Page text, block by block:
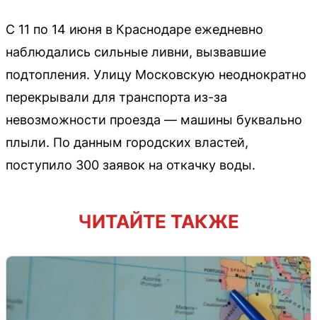
С 11 по 14 июня в Краснодаре ежедневно
наблюдались сильные ливни, вызвавшие
подтопления. Улицу Московскую неоднократно
перекрывали для транспорта из-за
невозможности проезда — машины буквально
плыли. По данным городских властей,
поступило 300 заявок на откачку воды.
ЧИТАЙТЕ ТАКЖЕ